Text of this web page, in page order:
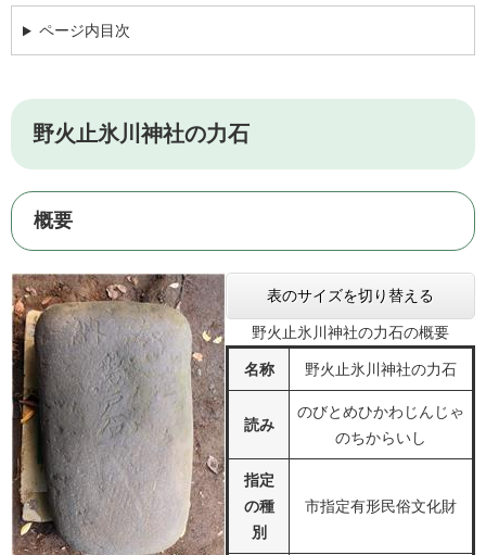
ページ内目次
野火止氷川神社の力石
概要
表のサイズを切り替える
野火止氷川神社の力石の概要
名称 野火止氷川神社の力石
読み
のびとめひかわじんじゃ
のちからいし
指定
の種
別
市指定有形民俗文化財